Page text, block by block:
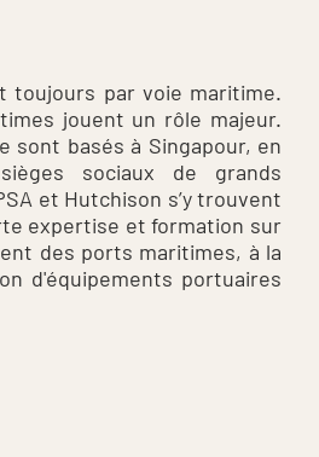
toujours par voie maritime.
jouent un rôle majeur.
sont basés à Singapour, en
sociaux de grands
et Hutchison s’y trouvent
expertise et formation sur
des ports maritimes, à la
d'équipements portuaires